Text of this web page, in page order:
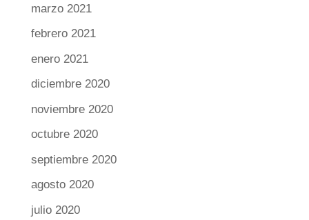
marzo 2021
febrero 2021
enero 2021
diciembre 2020
noviembre 2020
octubre 2020
septiembre 2020
agosto 2020
julio 2020